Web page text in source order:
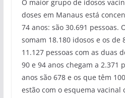
O maior grupo de idosos
doses em Manaus está
74 anos: são 30.691 pessoas.
somam 18.180 idosos e os de
11.127 pessoas com as duas
90 e 94 anos chegam a 2.371
anos são 678 e os que têm
estão com o esquema vacinal